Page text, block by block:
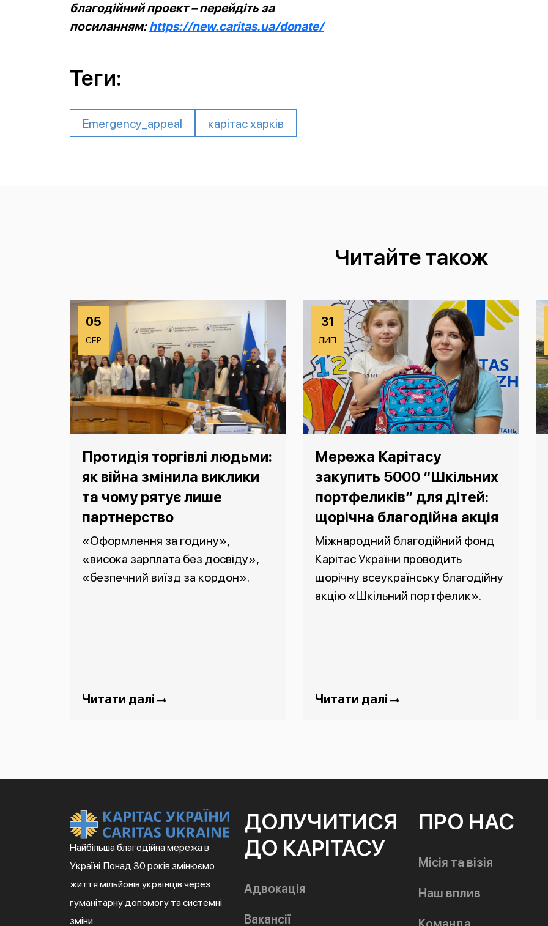
благодійний проект – перейдіть за
посиланням:https://new.caritas.ua/donate/
Теги:
Emergency_appeal карітас харків
Читайте також
05
СЕР
Протидія торгівлі людьми:
як війна змінила виклики
та чому рятує лише
партнерство
«Оформлення за годину»,
«висока зарплата без досвіду»,
«безпечний виїзд за кордон».
Читати далі
31
ЛИП
Мережа Карітасу
закупить 5000 “Шкільних
портфеликів” для дітей:
щорічна благодійна акція
Міжнародний благодійний фонд
Карітас України проводить
щорічну всеукраїнську благодійну
акцію «Шкільний портфелик».
Читати далі
Найбільша благодійна мережа в
Україні. Понад 30 років змінюємо
життя мільйонів українців через
гуманітарну допомогу та системні
зміни.
ДОЛУЧИТИСЯ
ДО КАРІТАСУ
Адвокація
Вакансії
ПРО НАС
Місія та візія
Наш вплив